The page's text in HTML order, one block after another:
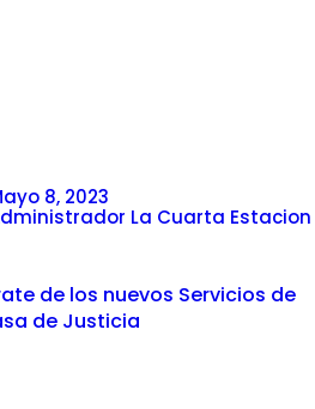
8, 2023
La Cuarta Estacion
de los nuevos Servicios de
de Justicia